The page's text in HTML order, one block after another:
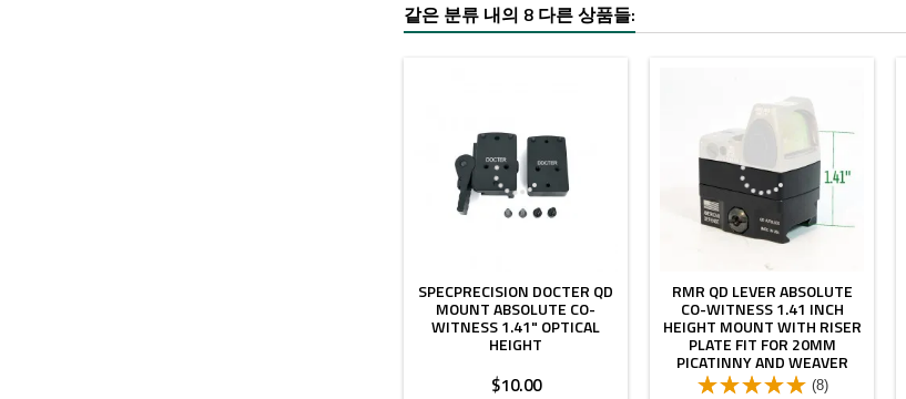
같은 분류 내의 8 다른 상품들:
SPECPRECISION DOCTER QD
MOUNT ABSOLUTE CO-
WITNESS 1.41" OPTICAL
HEIGHT
가
$10.00
RMR QD LEVER ABSOLUTE
CO-WITNESS 1.41 INCH
HEIGHT MOUNT WITH RISER
PLATE FIT FOR 20MM
PICATINNY AND WEAVER
RAIL (8)